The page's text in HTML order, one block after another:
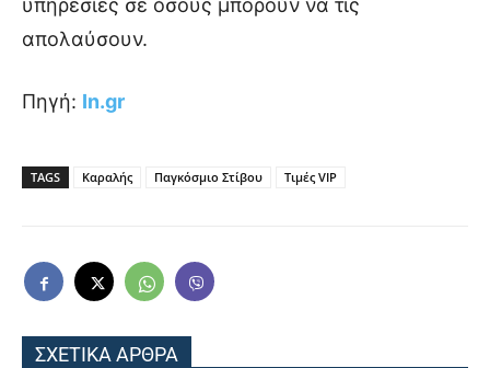
υπηρεσίες σε όσους μπορούν να τις
απολαύσουν.
Πηγή: In.gr
TAGS Καραλής Παγκόσμιο Στίβου Τιμές VIP
ΣΧΕΤΙΚΑ ΑΡΘΡΑ